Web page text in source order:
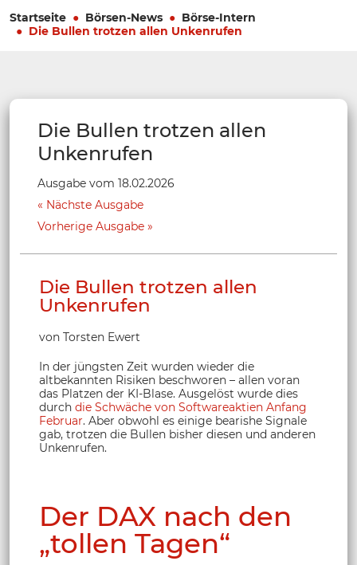
Startseite Börsen-News
Börse-Intern
Die Bullen trotzen allen Unkenrufen
Die Bullen trotzen allen
Unkenrufen
Ausgabe vom 18.02.2026
Nächste Ausgabe
Vorherige Ausgabe
Die Bullen trotzen allen
Unkenrufen
von Torsten Ewert
In der jüngsten Zeit wurden wieder die
altbekannten Risiken beschworen – allen voran
das Platzen der KI-Blase. Ausgelöst wurde dies
durch die Schwäche von Softwareaktien Anfang
Februar. Aber obwohl es einige bearishe Signale
gab, trotzen die Bullen bisher diesen und anderen
Unkenrufen.
Der DAX nach den
„tollen Tagen“